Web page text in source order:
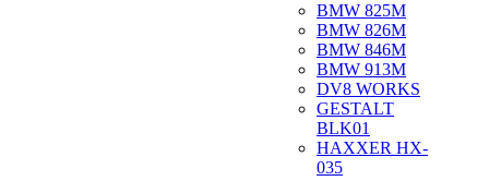
BMW 825M
BMW 826M
BMW 846M
BMW 913M
DV8 WORKS
GESTALT
BLK01
HAXXER HX-
035